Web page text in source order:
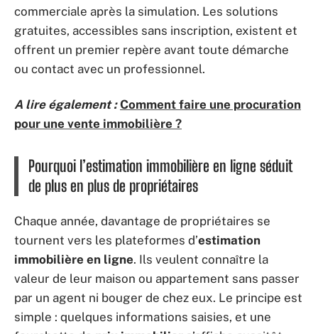
commerciale après la simulation. Les solutions
gratuites, accessibles sans inscription, existent et
offrent un premier repère avant toute démarche
ou contact avec un professionnel.
A lire également : Comment faire une procuration
pour une vente immobilière ?
Pourquoi l’estimation immobilière en ligne séduit
de plus en plus de propriétaires
Chaque année, davantage de propriétaires se
tournent vers les plateformes d’estimation
immobilière en ligne. Ils veulent connaître la
valeur de leur maison ou appartement sans passer
par un agent ni bouger de chez eux. Le principe est
simple : quelques informations saisies, et une